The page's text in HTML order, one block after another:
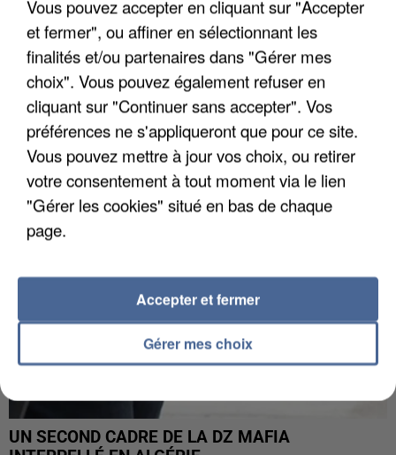
L’UN DES FONDATEURS SUPPOSÉS DE LA DZ
MAFIA INTERPELLÉ EN ALGÉRIE
UN SECOND CADRE DE LA DZ MAFIA
Vous pouvez accepter en cliquant sur "Accepter
et fermer", ou affiner en sélectionnant les
finalités et/ou partenaires dans "Gérer mes
choix". Vous pouvez également refuser en
cliquant sur "Continuer sans accepter". Vos
préférences ne s'appliqueront que pour ce site.
Vous pouvez mettre à jour vos choix, ou retirer
votre consentement à tout moment via le lien
"Gérer les cookies" situé en bas de chaque
page.
Gérer mes choix
Accepter et fermer